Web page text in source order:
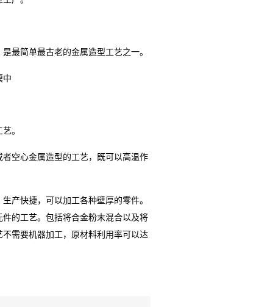
最简单最古老的金属造型工艺之一。
中
。
空心金属造型的工艺，既可以高温作
产快捷，可以加工各种壁厚的零件。
的工艺。包括将合金粉末混合以及将
需要机器加工，原材料利用率可以达